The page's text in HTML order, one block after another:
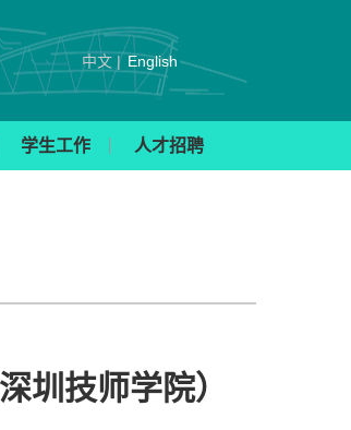
中文 | English
学生工作 人才招聘
圳技师学院）